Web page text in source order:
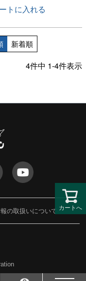
トに入れる
新着順
4件中 1-4件表示
カートへ
の取扱いについて